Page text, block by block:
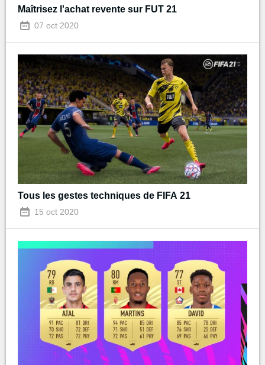
Maîtrisez l'achat revente sur FUT 21
07 oct 2020
Tous les gestes techniques de FIFA 21
15 oct 2020